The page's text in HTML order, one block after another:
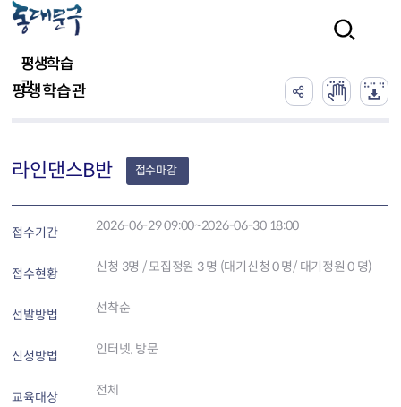
평생학습
관
평생학습관
라인댄스B반 접수마감
접수기간 2026-06-29 09:00~2026-06-30 18:00
접수현황 신청 3명 / 모집정원 3 명 (대기신청 0 명/ 대기정원 0 명)
선발방법 선착순
신청방법 인터넷, 방문
교육대상 전체